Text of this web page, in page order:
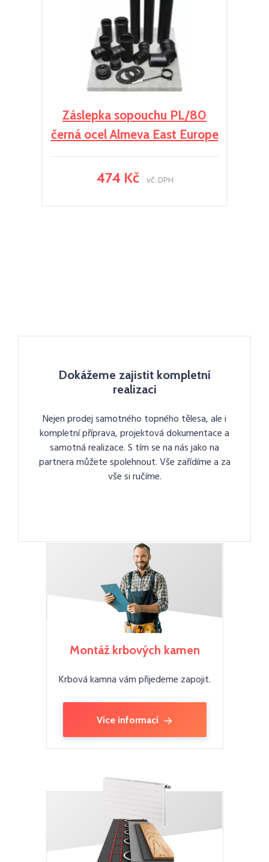
Záslepka sopouchu PL/80
černá ocel Almeva East Europe
474 Kč vč. DPH
Dokážeme zajistit kompletní
realizaci
Nejen prodej samotného topného tělesa, ale i
kompletní příprava, projektová dokumentace a
samotná realizace. S tím se na nás jako na
partnera můžete spolehnout. Vše zařídíme a za
vše si ručíme.
Montáž krbových kamen
Krbová kamna vám přijedeme zapojit.
Více informací